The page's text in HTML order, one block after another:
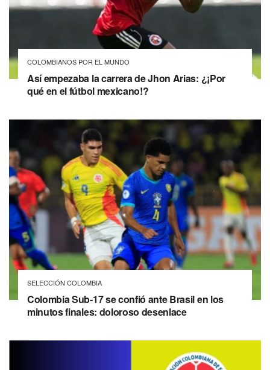
COLOMBIANOS POR EL MUNDO
Así empezaba la carrera de Jhon Arias: ¿¡Por
qué en el fútbol mexicano!?
SELECCIÓN COLOMBIA
Colombia Sub-17 se confió ante Brasil en los
minutos finales: doloroso desenlace